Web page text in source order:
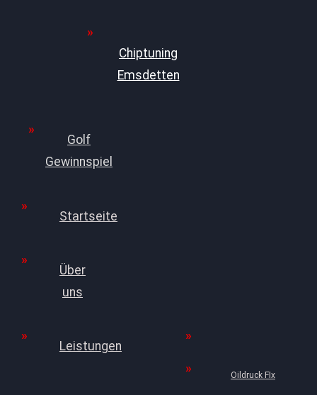
Chiptuning
Emsdetten
Golf
Gewinnspiel
Startseite
Über
uns
Leistungen
Oildruck FIx